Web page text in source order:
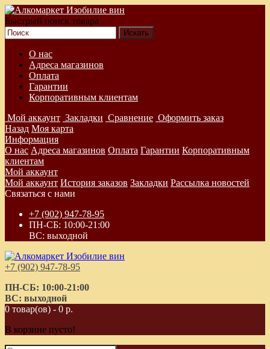
Быстрый поиск товара
О нас
Адреса магазинов
Оплата
Гарантии
Корпоративным клиентам
Мой аккаунт Закладки Сравнение Оформить заказ
Назад Моя карта
Информация
О нас Адреса магазинов Оплата Гарантии Корпоративным
клиентам
Мой аккаунт
Мой аккаунт История заказов Закладки Рассылка новостей
Связаться с нами
+7 (902) 947-78-95
ПН-СБ: 10:00-21:00
ВС: выходной
+7 (902) 947-78-95
ПН-СБ: 10:00-21:00
ВС: выходной
0 товар(ов) - 0 р.
В корзине пусто!